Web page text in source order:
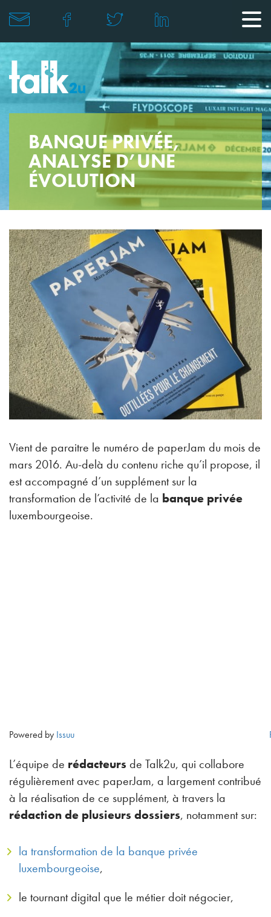
BANQUE PRIVÉE,
ANALYSE D’UNE
ÉVOLUTION
Vient de paraitre le numéro de paperJam du mois de
mars 2016. Au-delà du contenu riche qu’il propose, il
est accompagné d’un supplément sur la
transformation de l’activité de la banque privée
luxembourgeoise.
Powered by Issuu
L’équipe de rédacteurs de Talk2u, qui collabore
régulièrement avec paperJam, a largement contribué
à la réalisation de ce supplément, à travers la
rédaction de plusieurs dossiers, notamment sur:
la transformation de la banque privée
luxembourgeoise,
le tournant digital que le métier doit négocier,